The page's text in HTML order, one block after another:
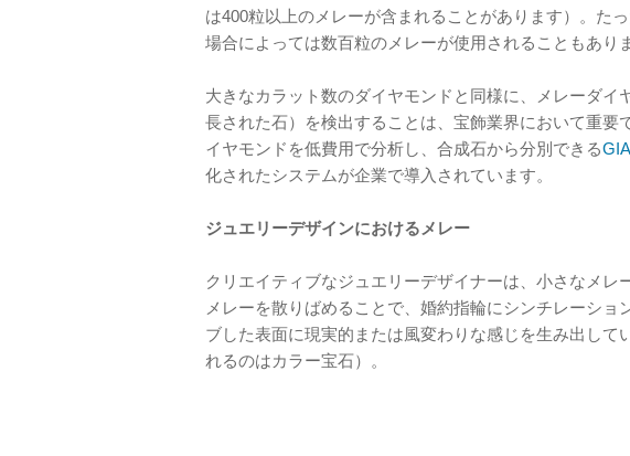
は400粒以上のメレーが含まれることがあります）。た
場合によっては数百粒のメレーが使用されることもあり
大きなカラット数のダイヤモンドと同様に、メレーダイ
長された石）を検出することは、宝飾業界において重要
イヤモンドを低費用で分析し、合成石から分別できる
化されたシステムが企業で導入されています。
ジュエリーデザインにおけるメレー
クリエイティブなジュエリーデザイナーは、小さなメレ
メレーを散りばめることで、婚約指輪にシンチレーショ
ブした表面に現実的または風変わりな感じを生み出して
れるのはカラー宝石）。